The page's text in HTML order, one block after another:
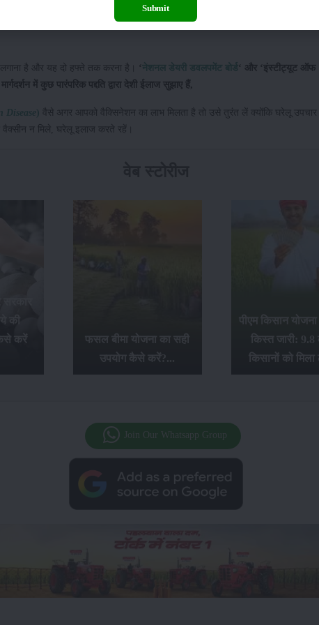
तिल का तेल मिलाते हुए उबाल लें, ठंडा होने के बाद लेप को आपको पशु के घाव पर लगाना है
है और यह दो हफ्ते तक करना है। ‘नेशनल डेयरी डवलपमेंट बोर्ड‘ और ‘इंस्टीट्यूट ऑफ
में कुछ पारंपरिक पद्दति द्वारा देशी ईलाज सुझाए हैं,
Disease) वैसे अगर आपको वैक्सिनेशन का लाभ मिलता है तो उसे तुरंत लें क्योंकि घरेलू उपचार
वैक्सीन न मिले, घरेलू इलाज करते रहें।
की
करें
फसल बीमा योजना का सही
उपयोग कैसे करें?...
पीएम किसान योजना
किस्त जारी: 9.8
किसानों को मिला
Join Our Whatsapp Group
Submit